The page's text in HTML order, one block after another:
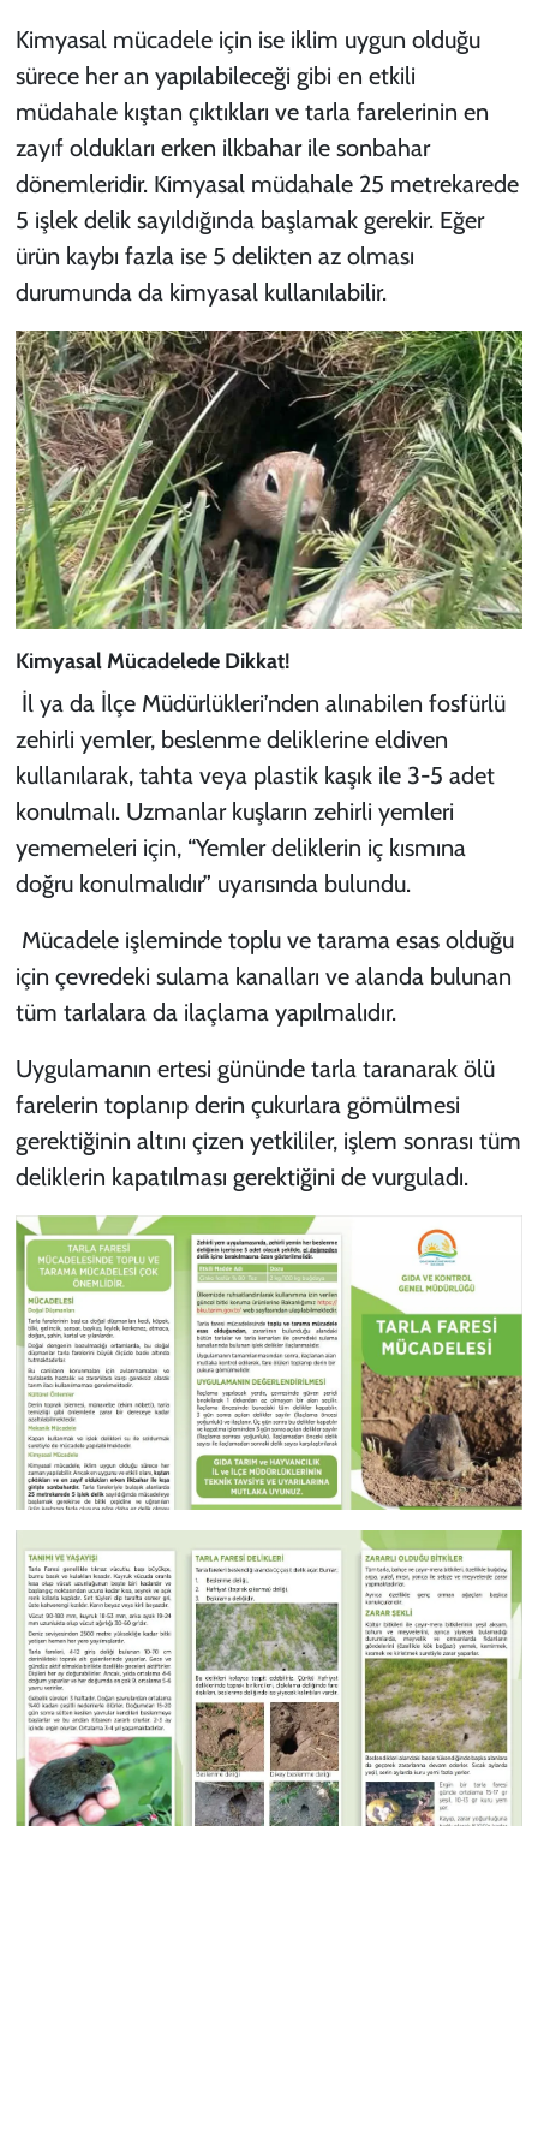
Kimyasal mücadele için ise iklim uygun olduğu
sürece her an yapılabileceği gibi en etkili
müdahale kıştan çıktıkları ve tarla farelerinin en
zayıf oldukları erken ilkbahar ile sonbahar
dönemleridir. Kimyasal müdahale 25 metrekarede
5 işlek delik sayıldığında başlamak gerekir. Eğer
ürün kaybı fazla ise 5 delikten az olması
durumunda da kimyasal kullanılabilir.
Kimyasal Mücadelede Dikkat!
İl ya da İlçe Müdürlükleri’nden alınabilen fosfürlü
zehirli yemler, beslenme deliklerine eldiven
kullanılarak, tahta veya plastik kaşık ile 3-5 adet
konulmalı. Uzmanlar kuşların zehirli yemleri
yememeleri için, “Yemler deliklerin iç kısmına
doğru konulmalıdır” uyarısında bulundu.
Mücadele işleminde toplu ve tarama esas olduğu
için çevredeki sulama kanalları ve alanda bulunan
tüm tarlalara da ilaçlama yapılmalıdır.
Uygulamanın ertesi gününde tarla taranarak ölü
farelerin toplanıp derin çukurlara gömülmesi
gerektiğinin altını çizen yetkililer, işlem sonrası tüm
deliklerin kapatılması gerektiğini de vurguladı.